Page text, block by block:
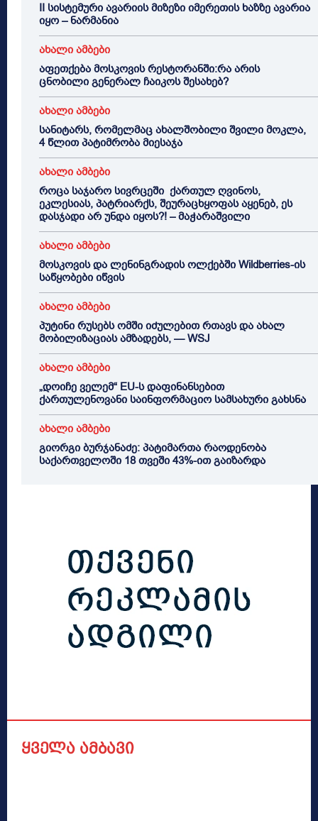
II სისტემური ავარიის მიზეზი იმერეთის ხაზზე ავარია
იყო – ნარმანია
ახალი ამბები
აფეთქება მოსკოვის რესტორანში:რა არის
ცნობილი გენერალ ჩაიკოს შესახებ?
ახალი ამბები
სანიტარს, რომელმაც ახალშობილი შვილი მოკლა,
4 წლით პატიმრობა მიესაჯა
ახალი ამბები
როცა საჯარო სივრცეში ქართულ ღვინოს,
ეკლესიას, პატრიარქს, შეურაცხყოფას აყენებ, ეს
დასჯადი არ უნდა იყოს?! – მაჭარაშვილი
ახალი ამბები
მოსკოვის და ლენინგრადის ოლქებში Wildberries-ის
საწყობები იწვის
ახალი ამბები
პუტინი რუსებს ომში იძულებით რთავს და ახალ
მობილიზაციას ამზადებს, — WSJ
ახალი ამბები
„დოიჩე ველემ“ EU-ს დაფინანსებით
ქართულენოვანი საინფორმაციო სამსახური გახსნა
ახალი ამბები
გიორგი ბურჯანაძე: პატიმართა რაოდენობა
საქართველოში 18 თვეში 43%-ით გაიზარდა
ყველა ამბავი